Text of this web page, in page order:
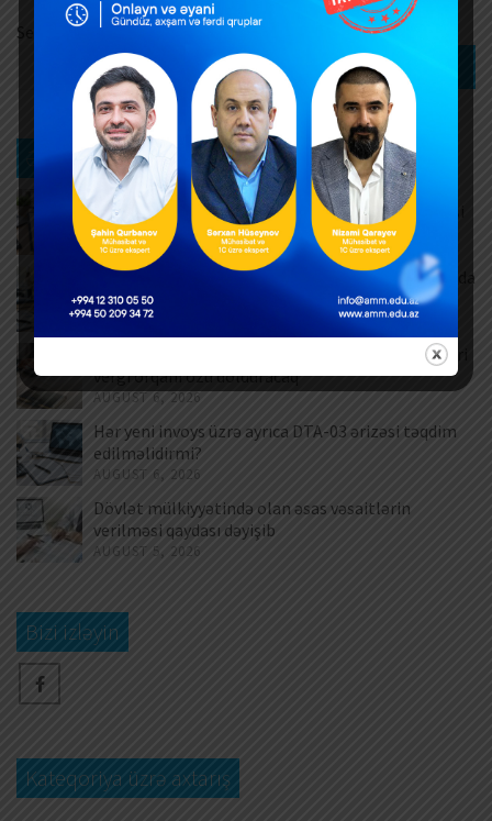
Search
Search
Ən son xəbərlər
Müntəzəm və daimi xidmətlərin rəsmiləşdirilməsi
AUGUST 7, 2026
Məşğulluq Strategiyası 2026–2030: Əmək bazarında
yeni hədəflər
AUGUST 6, 2026
ƏDV ödəyicilərinə mühüm yenilik – Bəyannamələri
vergi orqanı özü dolduracaq
AUGUST 6, 2026
Hər yeni invoys üzrə ayrıca DTA-03 ərizəsi təqdim
edilməlidirmi?
AUGUST 6, 2026
Dövlət mülkiyyətində olan əsas vəsaitlərin
verilməsi qaydası dəyişib
AUGUST 5, 2026
Bizi izləyin
Kateqoriya üzrə axtarış